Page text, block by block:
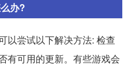
办?
以尝试以下解决方法: 检查
有可用的更新。有些游戏会